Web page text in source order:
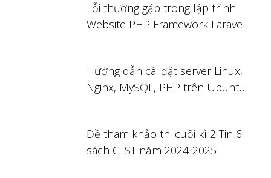
Lỗi thường gặp trong lập trình
Website PHP Framework Laravel
Hướng dẫn cài đặt server Linux,
Nginx, MySQL, PHP trên Ubuntu
Đề tham khảo thi cuối kì 2 Tin 6
sách CTST năm 2024-2025